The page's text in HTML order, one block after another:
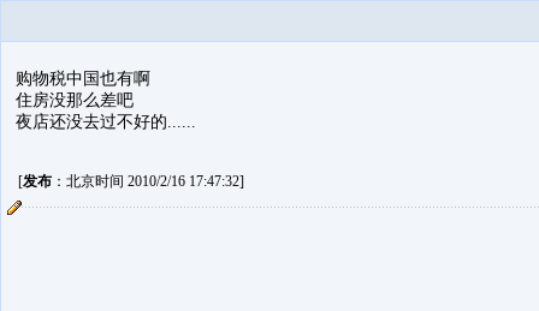
购物税中国也有啊
住房没那么差吧
夜店还没去过不好的......
[发布：北京时间 2010/2/16 17:47:32]